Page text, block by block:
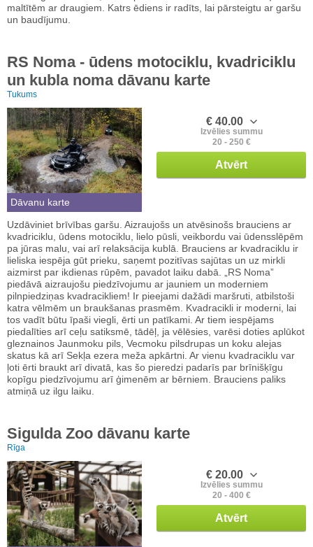
maltītēm ar draugiem. Katrs ēdiens ir radīts, lai pārsteigtu ar garšu
un baudījumu.
RS Noma - ūdens motociklu, kvadriciklu
un kubla noma dāvanu karte
Tukums
Dāvanu karte
€ 40.00
Izvēlies summu
20 - 250 €
Atvērt
Uzdāviniet brīvības garšu. Aizraujošs un atvēsinošs brauciens ar
kvadriciklu, ūdens motociklu, lielo pūsli, veikbordu vai ūdensslēpēm
pa jūras malu, vai arī relaksācija kublā. Brauciens ar kvadraciklu ir
lieliska iespēja gūt prieku, saņemt pozitīvas sajūtas un uz mirkli
aizmirst par ikdienas rūpēm, pavadot laiku dabā. „RS Noma”
piedāvā aizraujošu piedzīvojumu ar jauniem un moderniem
pilnpiedziņas kvadracikliem! Ir pieejami dažādi maršruti, atbilstoši
katra vēlmēm un braukšanas prasmēm. Kvadracikli ir moderni, lai
tos vadīt būtu īpaši viegli, ērti un patīkami. Ar tiem iespējams
piedalīties arī ceļu satiksmē, tādēļ, ja vēlēsies, varēsi doties aplūkot
gleznainos Jaunmoku pils, Vecmoku pilsdrupas un koku alejas
skatus kā arī Sekļa ezera meža apkārtni. Ar vienu kvadraciklu var
ļoti ērti braukt arī divatā, kas šo pieredzi padarīs par brīnišķīgu
kopīgu piedzīvojumu arī ģimenēm ar bērniem. Brauciens paliks
atmiņā uz ilgu laiku.
Sigulda Zoo dāvanu karte
Rīga
€ 20.00
Izvēlies summu
20 - 400 €
Atvērt